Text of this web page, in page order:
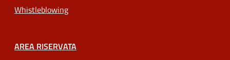
Whistleblowing
AREA RISERVATA